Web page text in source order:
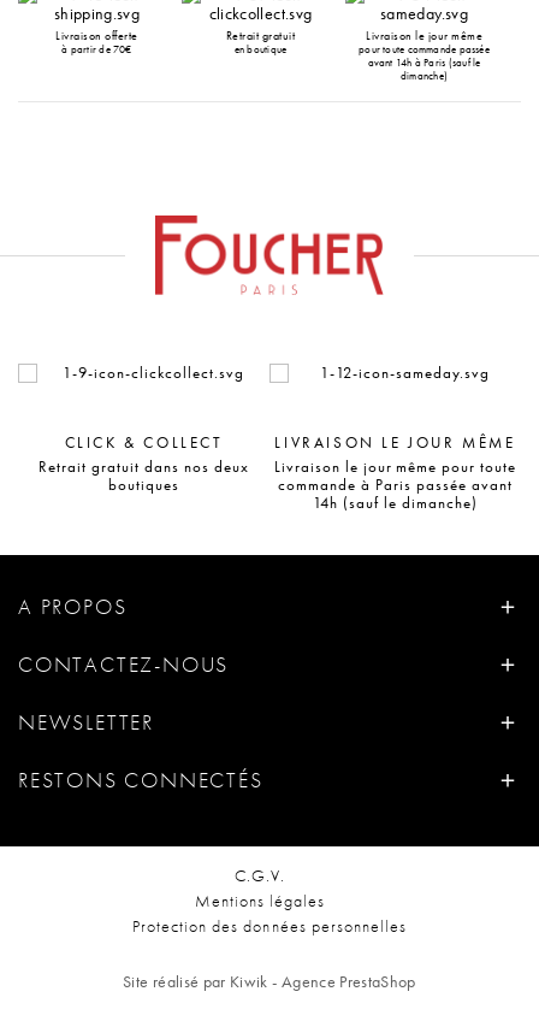
Livraison offerte
à partir de 70€
Retrait gratuit
en boutique
Livraison le jour même
pour toute commande passée
avant 14h à Paris (sauf le
dimanche)
CLICK & COLLECT
Retrait gratuit dans nos deux
boutiques
LIVRAISON LE JOUR MÊME
Livraison le jour même pour toute
commande à Paris passée avant
14h (sauf le dimanche)
A PROPOS
CONTACTEZ-NOUS
NEWSLETTER
RESTONS CONNECTÉS
C.G.V.
Mentions légales
Protection des données personnelles
Site réalisé par Kiwik - Agence PrestaShop